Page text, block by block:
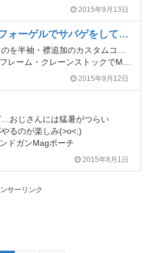
2015年9月13日
山中湖そばのワンダーフォーゲルでサバゲをしてきました
もちろんA1フレーム)にして、ちょっとだけ内部カスタムをしたものとグロック17を使いました
2015年9月12日
おじさんには猛暑がつらい
るのが楽しみ(>o<;)
ドガンMagポーチ
2015年8月1日
サーリンク